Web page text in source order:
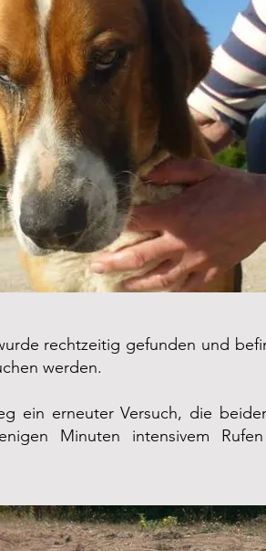
rechtzeitig gefunden und
werden.
ein erneuter Versuch, die
Minuten intensivem